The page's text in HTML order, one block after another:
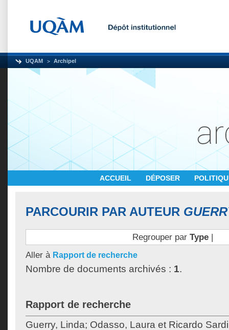
UQAM Archipel
ACCUEIL DÉPOSER
PARCOURIR PAR AUTEUR
Regrouper par Type|
Aller à Rapport de recherche
Nombre de documents archivés : 1.
Rapport de recherche
Guerry, Linda; Odasso, Laura et Ricardo